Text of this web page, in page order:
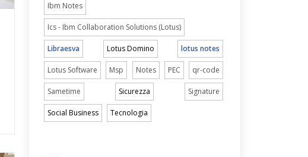
Ibm Notes
Ics - Ibm Collaboration Solutions (Lotus)
Libraesva Lotus Domino lotus notes
Lotus Software Msp Notes PEC qr-code
Sametime Sicurezza Signature
Social Business Tecnologia